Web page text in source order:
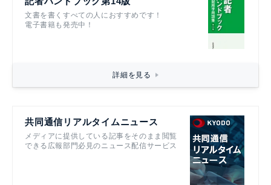
文書を書くすべての人におすすめです！
電子書籍も発売中！
詳細を見る
共同通信リアルタイムニュース
メディアに提供している記事をそのまま閲覧
できる広報部門必見のニュース配信サービス